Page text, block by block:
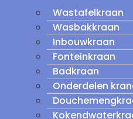
Wastafelkraan
Wasbakkraan
Inbouwkraan
Fonteinkraan
Badkraan
Onderdelen